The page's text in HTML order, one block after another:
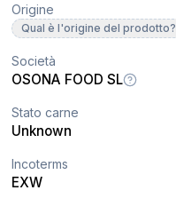
Origine
Qual è l'origine del prodotto?
Società
OSONA FOOD SL
Stato carne
Unknown
Incoterms
EXW